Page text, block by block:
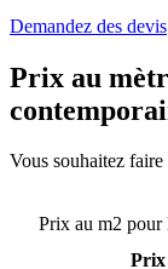
Demandez des devis
Prix au
Vous souhaitez
Prix au m2 pour
Prix